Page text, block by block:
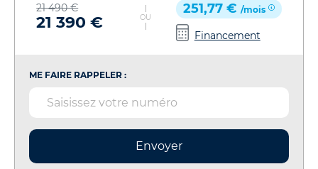
21 490 €
21 390 € OU
251,77 € /mois
Financement
ME FAIRE RAPPELER :
Envoyer